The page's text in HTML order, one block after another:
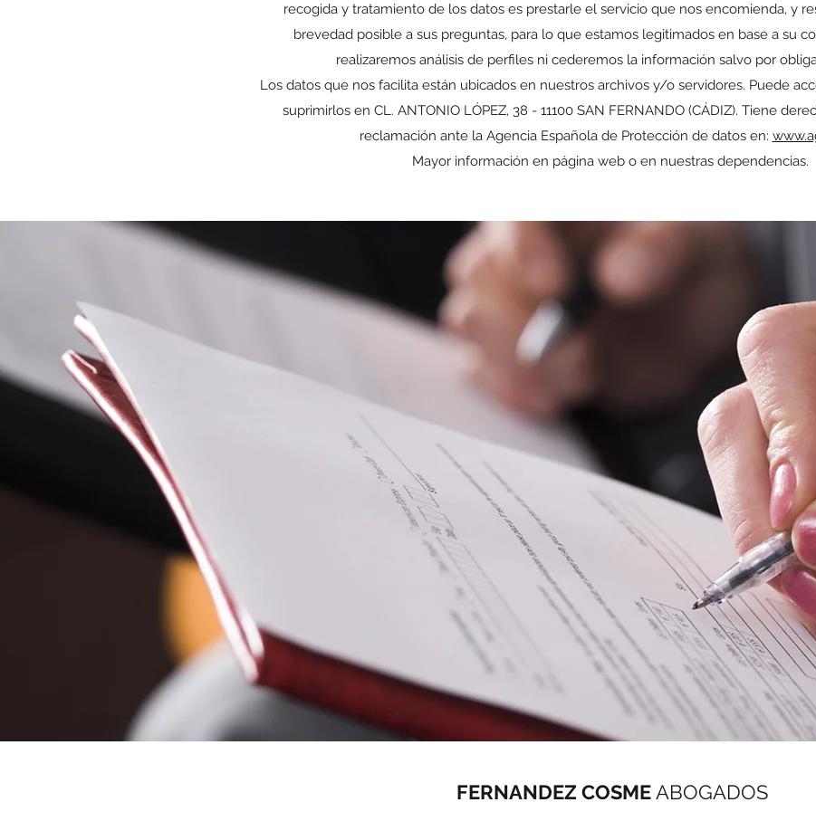
recogida y tratamiento de los datos es prestarle el servicio que nos encomienda, y
brevedad posible a sus preguntas, para lo que estamos legitimados en base a su
realizaremos análisis de perfiles ni cederemos la información salvo por
Los datos que nos facilita están ubicados en nuestros archivos y/o servidores. Puede
suprimirlos en CL. ANTONIO LÓPEZ, 38 - 11100 SAN FERNANDO (CÁDIZ). Tiene
reclamación ante la Agencia Española de Protección de datos en:
Mayor información en página web o en nuestras dependencias.
FERNANDEZ COSMEABOGADOS